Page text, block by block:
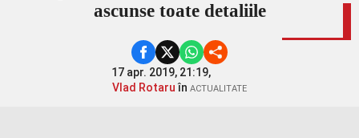
ascunse toate detaliile
17 apr. 2019, 21:19,
Vlad Rotaruîn ACTUALITATE